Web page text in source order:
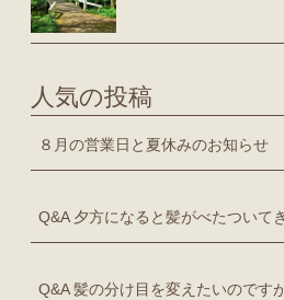
人気の投稿
８月の営業日と夏休みのお知らせ
Q&A 夕方になると髪がべたついて
Q&A 髪の分け目を変えたいのです